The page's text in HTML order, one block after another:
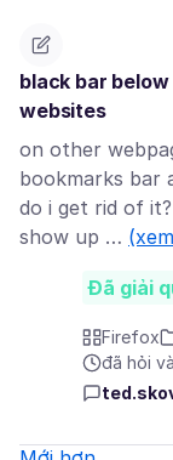
black bar
websites
on other
bookmarks bar
do i get rid of
show up …
Đã giải
Firefox
đã hỏi